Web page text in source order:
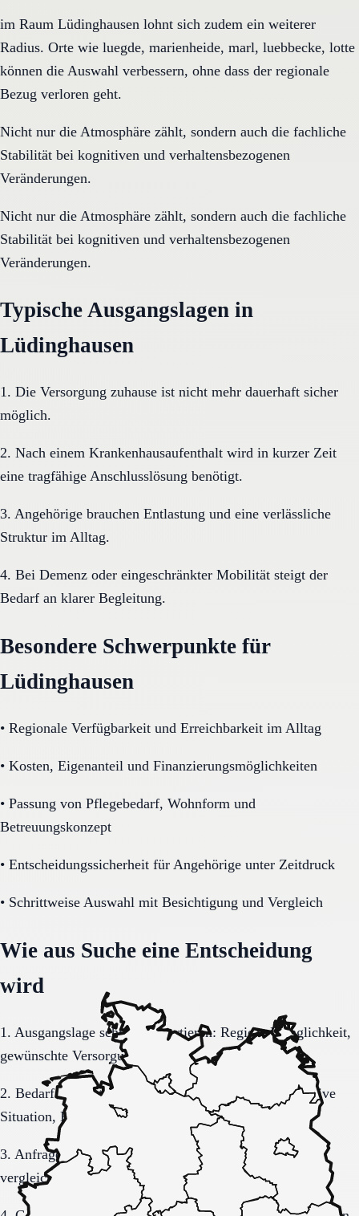
im Raum Lüdinghausen lohnt sich zudem ein weiterer
Radius. Orte wie luegde, marienheide, marl, luebbecke, lotte
können die Auswahl verbessern, ohne dass der regionale
Bezug verloren geht.
Nicht nur die Atmosphäre zählt, sondern auch die fachliche
Stabilität bei kognitiven und verhaltensbezogenen
Veränderungen.
Nicht nur die Atmosphäre zählt, sondern auch die fachliche
Stabilität bei kognitiven und verhaltensbezogenen
Veränderungen.
Typische Ausgangslagen in
Lüdinghausen
1. Die Versorgung zuhause ist nicht mehr dauerhaft sicher
möglich.
2. Nach einem Krankenhausaufenthalt wird in kurzer Zeit
eine tragfähige Anschlusslösung benötigt.
3. Angehörige brauchen Entlastung und eine verlässliche
Struktur im Alltag.
4. Bei Demenz oder eingeschränkter Mobilität steigt der
Bedarf an klarer Begleitung.
Besondere Schwerpunkte für
Lüdinghausen
• Regionale Verfügbarkeit und Erreichbarkeit im Alltag
• Kosten, Eigenanteil und Finanzierungsmöglichkeiten
• Passung von Pflegebedarf, Wohnform und
Betreuungskonzept
• Entscheidungssicherheit für Angehörige unter Zeitdruck
• Schrittweise Auswahl mit Besichtigung und Vergleich
Wie aus Suche eine Entscheidung
wird
1. Ausgangslage schriftlich sortieren: Region, Dringlichkeit,
gewünschte Versorgungsform.
2. Bedarf konkretisieren: Pflegegrad, Mobilität, kognitive
Situation, Kostenrahmen.
3. Anfrage sauber formulieren, damit Rückmeldungen
vergleichbar bleiben.